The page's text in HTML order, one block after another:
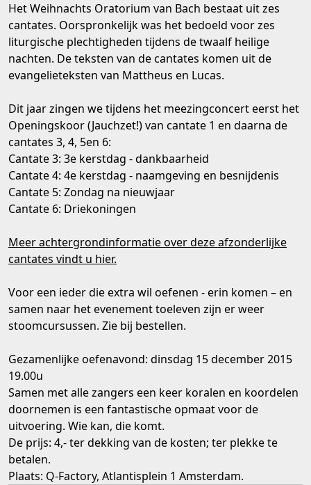
Het Weihnachts Oratorium van Bach bestaat uit zes
cantates. Oorspronkelijk was het bedoeld voor zes
liturgische plechtigheden tijdens de twaalf heilige
nachten. De teksten van de cantates komen uit de
evangelieteksten van Mattheus en Lucas.
Dit jaar zingen we tijdens het meezingconcert eerst het
Openingskoor (Jauchzet!) van cantate 1 en daarna de
cantates 3, 4, 5en 6:
Cantate 3: 3e kerstdag - dankbaarheid
Cantate 4: 4e kerstdag - naamgeving en besnijdenis
Cantate 5: Zondag na nieuwjaar
Cantate 6: Driekoningen
Meer achtergrondinformatie over deze afzonderlijke
cantates vindt u hier.
Voor een ieder die extra wil oefenen - erin komen – en
samen naar het evenement toeleven zijn er weer
stoomcursussen. Zie bij bestellen.
Gezamenlijke oefenavond: dinsdag 15 december 2015
19.00u
Samen met alle zangers een keer koralen en koordelen
doornemen is een fantastische opmaat voor de
uitvoering. Wie kan, die komt.
De prijs: 4,- ter dekking van de kosten; ter plekke te
betalen.
Plaats: Q-Factory, Atlantisplein 1 Amsterdam.